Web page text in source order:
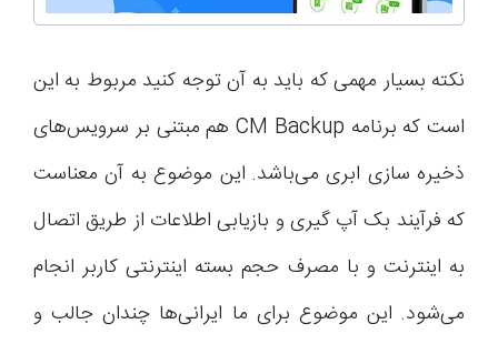
نکته بسیار مهمی که باید به آن توجه کنید مربوط به این
است که برنامه CM Backup هم مبتنی بر سرویس‌های
ذخیره سازی ابری می‌باشد. این موضوع به آن معناست
که فرآیند بک آپ گیری و بازیابی اطلاعات از طریق اتصال
به اینترنت و با مصرف حجم بسته اینترنتی کاربر انجام
می‌شود. این موضوع برای ما ایرانی‌ها چندان جالب و